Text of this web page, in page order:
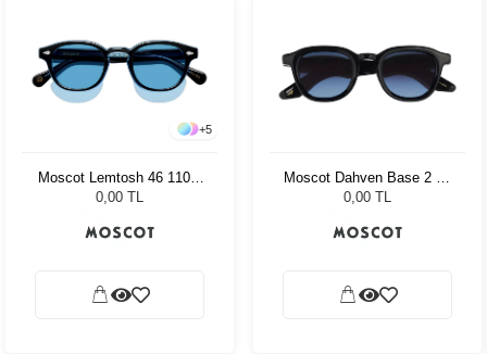
+5
Moscot Lemtosh 46 110 Ii
Blue Celebrity Blue
0,00 TL
Moscot Dahven Base 2 47
Black Denim Blue
0,00 TL